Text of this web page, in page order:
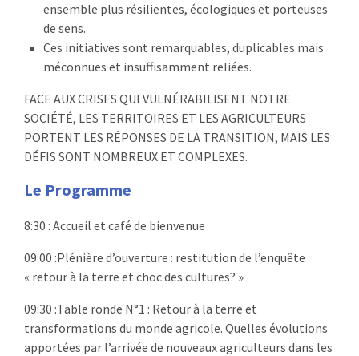
ensemble plus résilientes, écologiques et porteuses
de sens.
Ces initiatives sont remarquables, duplicables mais
méconnues et insuffisamment reliées.
FACE AUX CRISES QUI VULNÉRABILISENT NOTRE
SOCIÉTÉ, LES TERRITOIRES ET LES AGRICULTEURS
PORTENT LES RÉPONSES DE LA TRANSITION, MAIS LES
DÉFIS SONT NOMBREUX ET COMPLEXES.
Le Programme
8:30 : Accueil et café de bienvenue
09:00 :Plénière d’ouverture : restitution de l’enquête
« retour à la terre et choc des cultures? »
09:30 :Table ronde N°1 : Retour à la terre et
transformations du monde agricole. Quelles évolutions
apportées par l’arrivée de nouveaux agriculteurs dans les